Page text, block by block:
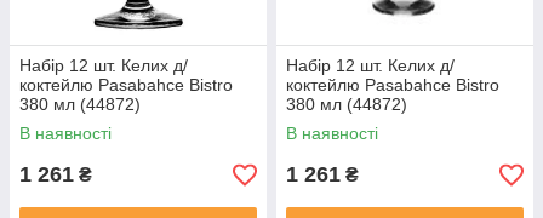
Набір 12 шт. Келих д/
коктейлю Pasabahce Bistro
380 мл (44872)
В наявності
1 261 ₴
Набір 12 шт. Келих д/
коктейлю Pasabahce Bistro
380 мл (44872)
В наявності
1 261 ₴